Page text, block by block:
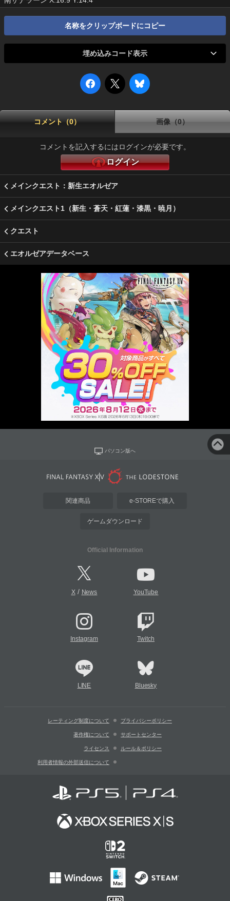
名称をクリップボードにコピー
埋め込みコード表示
コメント（0） 画像（0）
コメントを記入するにはログインが必要です。
ログイン
メインクエスト：新生エオルゼア
メインクエスト1（新生・蒼天・紅蓮・漆黒・暁月）
クエスト
エオルゼアデータベース
パソコン版へ
関連商品 e-STOREで購入
ゲームダウンロード
Official Information
X/ News YouTube
Instagram Twitch
LINE Bluesky
レーティング制度について プライバシーポリシー
著作権について サポートセンター
ライセンス ルール＆ポリシー
利用者情報の外部送信について